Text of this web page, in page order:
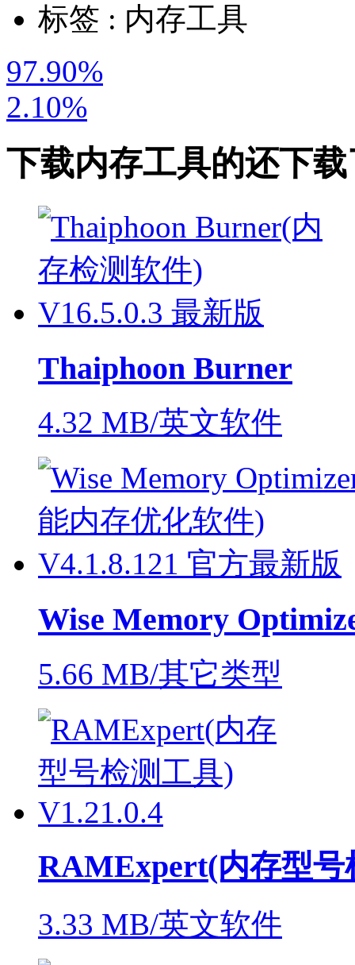
标签 : 内存工具
97.90%
2.10%
下载内存工具的还下
Thaiphoon Burner
4.32 MB/英文软件
Wise Memory
5.66 MB/其它类型
RAMExpert(内存型号
3.33 MB/英文软件